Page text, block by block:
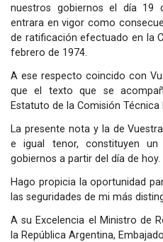
nuestros gobiernos el día 19
entrara en vigor como
de ratificación efectuado en la
febrero de 1974.
A ese respecto coincido con
que el texto que se
Estatuto de la Comisión
La presente nota y la de
e igual tenor, constituyen
gobiernos a partir del día de hoy.
Hago propicia la oportunidad
las seguridades de mi más
A su Excelencia el Ministro de
la República Argentina,